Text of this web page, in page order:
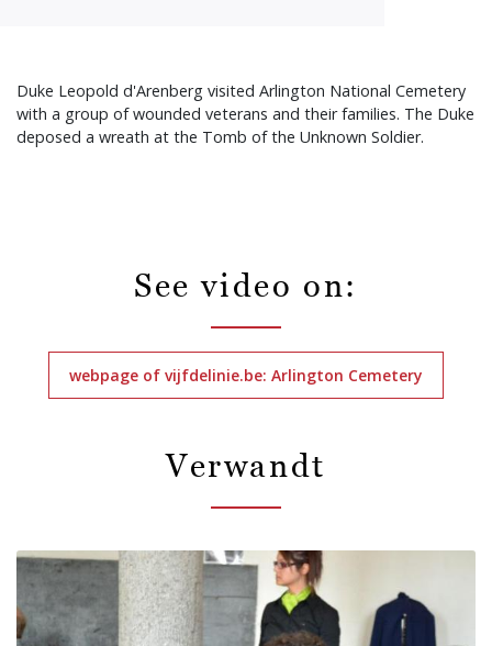
Duke Leopold d'Arenberg visited Arlington National Cemetery
with a group of wounded veterans and their families. The Duke
deposed a wreath at the Tomb of the Unknown Soldier.
See video on:
webpage of vijfdelinie.be: Arlington Cemetery
Verwandt